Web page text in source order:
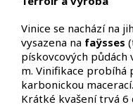
Vinice se nachází na
vysazena na faÿsses
pískovcových půdách
m. Vinifikace probíhá
karbonickou macerací.
Krátké kvašení trvá 6